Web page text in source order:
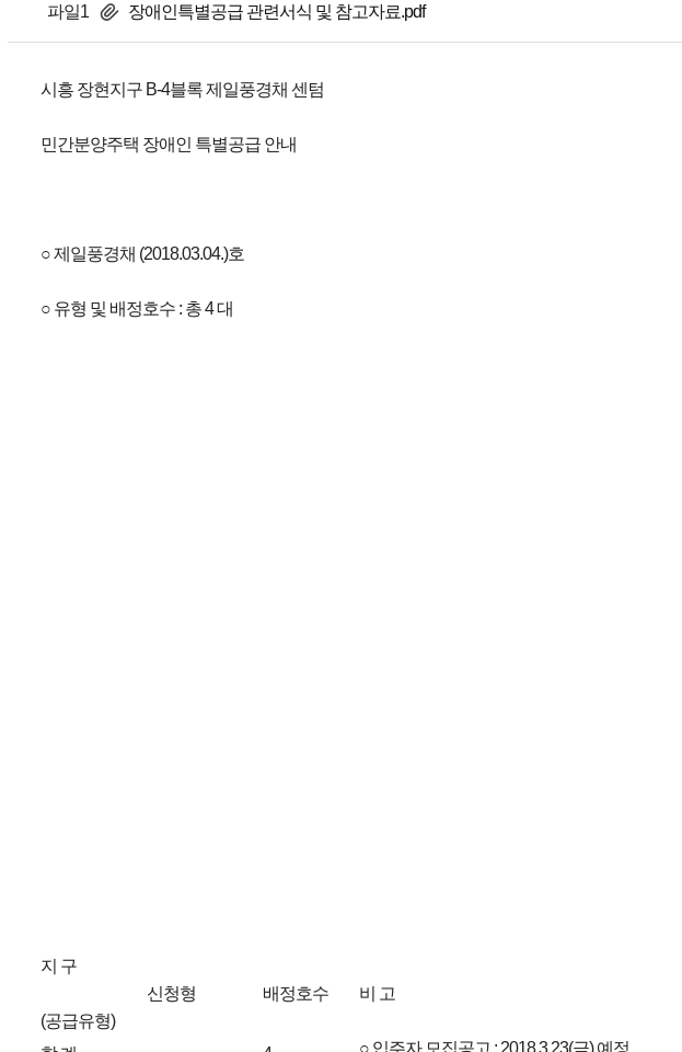
파일1 장애인특별공급 관련서식 및 참고자료.pdf
시흥 장현지구 B-4블록 제일풍경채 센텀
민간분양주택 장애인 특별공급 안내
○ 제일풍경채 (2018.03.04.)호
○ 유형 및 배정호수 : 총 4 대
지 구
(공급유형)
신청형 배정호수 비 고
○ 입주자 모집공고 : 2018.3.23(금) 예정